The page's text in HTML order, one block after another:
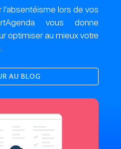
lors de vos
vous donne
optimiser au mieux votre
AU BLOG